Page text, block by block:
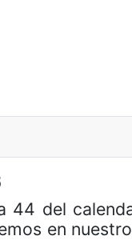
44 del
en